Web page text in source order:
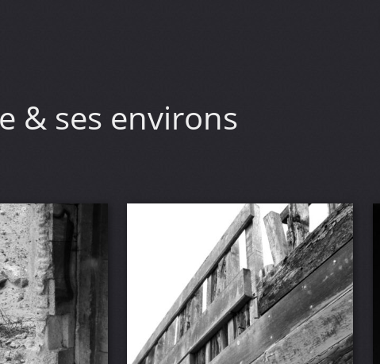
& ses environs